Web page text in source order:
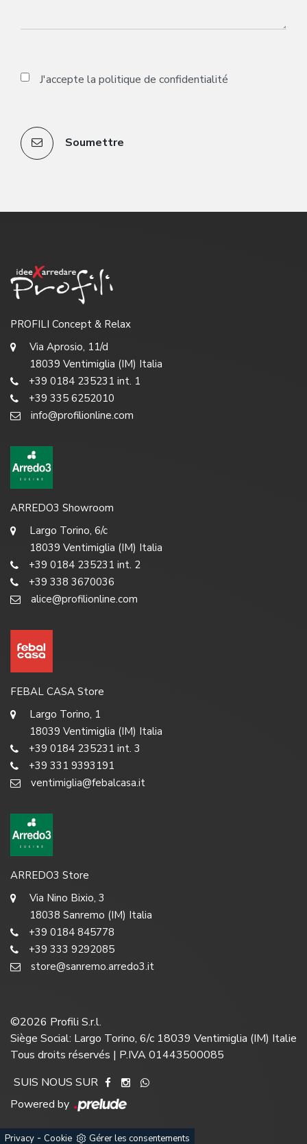
Privacy - Cookie Gérer les consentements
J'accepte la politique de confidentialité
Soumettre
PROFILI Concept & Relax
Via Aprosio, 11/d
18039 Ventimiglia (IM) Italia
+39 0184 235231 int. 1
+39 335 6252010
info@profilionline.com
ARREDO3 Showroom
Largo Torino, 6/c
18039 Ventimiglia (IM) Italia
+39 0184 235231 int. 2
+39 338 3670036
alice@profilionline.com
FEBAL CASA Store
Largo Torino, 1
18039 Ventimiglia (IM) Italia
+39 0184 235231 int. 3
+39 331 9393191
ventimiglia@febalcasa.it
ARREDO3 Store
Via Nino Bixio, 3
18038 Sanremo (IM) Italia
+39 0184 845778
+39 333 9292085
store@sanremo.arredo3.it
©2026 Profili S.r.l.
Siège Social: Largo Torino, 6/c 18039 Ventimiglia (IM) Italie
Tous droits réservés | P.IVA 01443500085
SUIS NOUS SUR
Powered by